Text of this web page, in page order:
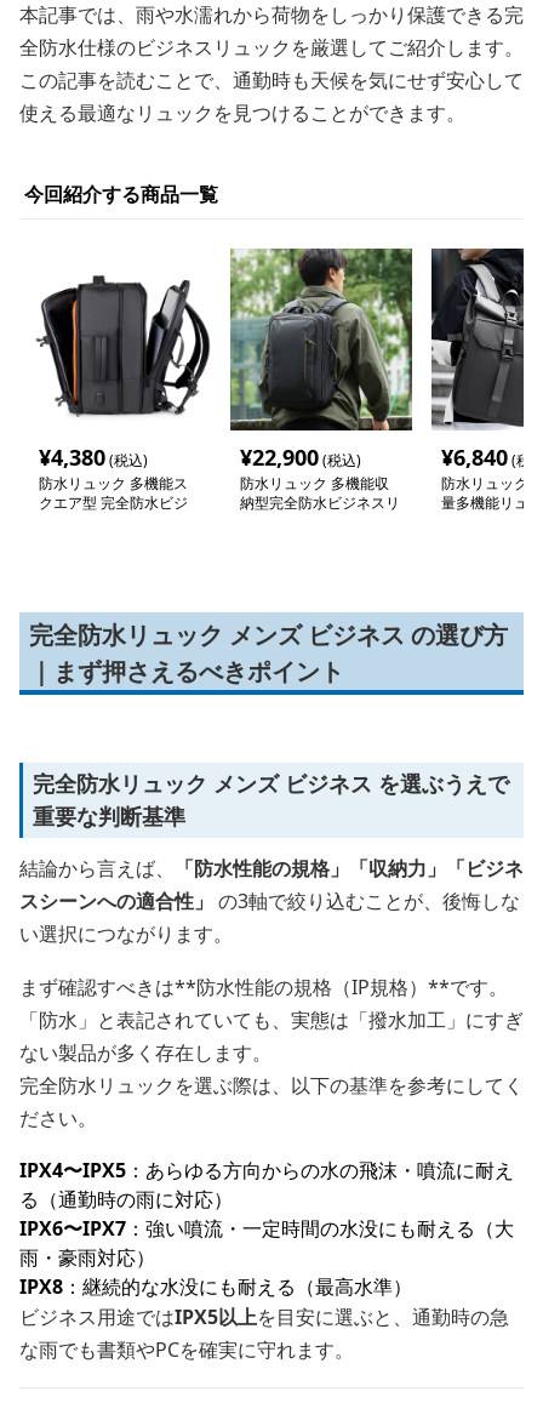
本記事では、雨や水濡れから荷物をしっかり保護できる完
全防水仕様のビジネスリュックを厳選してご紹介します。
この記事を読むことで、通勤時も天候を気にせず安心して
使える最適なリュックを見つけることができます。
今回紹介する商品一覧
¥4,380(税込)
防水リュック 多機能ス
クエア型 完全防水ビジ
¥22,900(税込)
防水リュック 多機能収
納型完全防水ビジネスリ
¥6,840(税
防水リュック
量多機能リュ
完全防水リュック メンズ ビジネス の選び方
｜まず押さえるべきポイント
完全防水リュック メンズ ビジネス を選ぶうえで
重要な判断基準
結論から言えば、
「防水性能の規格」「収納力」「ビジネ
スシーンへの適合性」 の3軸で絞り込むことが、後悔しな
い選択につながります。
まず確認すべきは**防水性能の規格（IP規格）**です。
「防水」と表記されていても、実態は「撥水加工」にすぎ
ない製品が多く存在します。
完全防水リュックを選ぶ際は、以下の基準を参考にしてく
ださい。
IPX4〜IPX5 ：あらゆる方向からの水の飛沫・噴流に耐え
る（通勤時の雨に対応）
IPX6〜IPX7 ：強い噴流・一定時間の水没にも耐える（大
雨・豪雨対応）
IPX8 ：継続的な水没にも耐える（最高水準）
ビジネス用途ではIPX5以上を目安に選ぶと、通勤時の急
な雨でも書類やPCを確実に守れます。